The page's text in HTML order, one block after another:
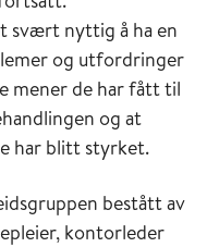
svært nyttig å ha en
og utfordringer
mener de har fått til
og at
har blitt styrket.
bestått av
kontorleder